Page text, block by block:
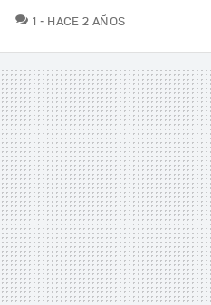
1 COMENTARIOS
HACE 2 AÑOS